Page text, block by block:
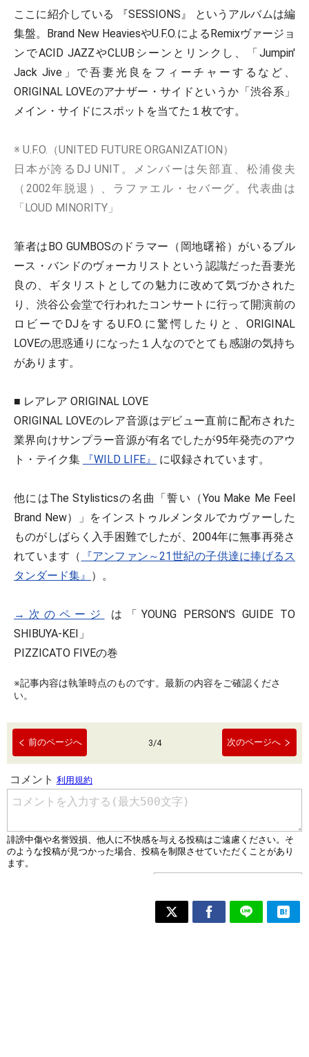
ここに紹介している 『SESSIONS』 というアルバムは編
集盤。Brand New HeaviesやU.F.O.によるRemixヴァージョ
ンでACID JAZZやCLUBシーンとリンクし、「Jumpin'
Jack Jive」で吾妻光良をフィーチャーするなど、
ORIGINAL LOVEのアナザー・サイドというか「渋谷系」
メイン・サイドにスポットを当てた１枚です。
※ U.F.O.（UNITED FUTURE ORGANIZATION）
日本が誇るDJ UNIT。メンバーは矢部直、松浦俊夫
（2002年脱退）、ラファエル・セバーグ。代表曲は
「LOUD MINORITY」
筆者はBO GUMBOSのドラマー（岡地曙裕）がいるブル
ース・バンドのヴォーカリストという認識だった吾妻光
良の、ギタリストとしての魅力に改めて気づかされた
り、渋谷公会堂で行われたコンサートに行って開演前の
ロビーでDJをするU.F.O.に驚愕したりと、ORIGINAL
LOVEの思惑通りになった１人なのでとても感謝の気持ち
があります。
■ レアレア ORIGINAL LOVE
ORIGINAL LOVEのレア音源はデビュー直前に配布された
業界向けサンプラー音源が有名でしたが95年発売のアウ
ト・テイク集
『WILD LIFE』 に収録されています。
他にはThe Stylisticsの名曲「誓い（You Make Me Feel
Brand New）」をインストゥルメンタルでカヴァーした
ものがしばらく入手困難でしたが、2004年に無事再発さ
れています（
『アンファン～21世紀の子供達に捧げるス
タンダード集』 ）。
→次のページ
は「YOUNG PERSON'S GUIDE TO
SHIBUYA-KEI」
PIZZICATO FIVEの巻
※記事内容は執筆時点のものです。最新の内容をご確認くださ
い。
前のページへ 3/4 次のページへ